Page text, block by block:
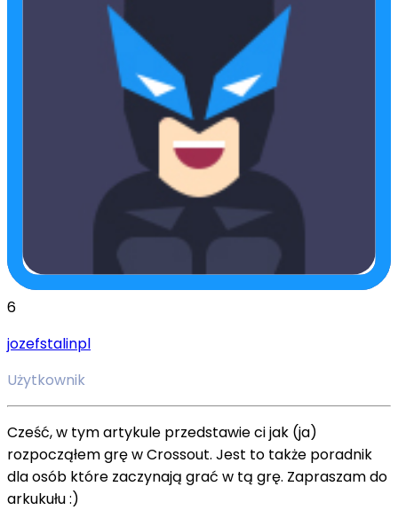
6
jozefstalinpl
Użytkownik
Cześć, w tym artykule przedstawie ci jak (ja)
rozpocząłem grę w Crossout. Jest to także poradnik
dla osób które zaczynają grać w tą grę. Zapraszam do
arkukułu :)